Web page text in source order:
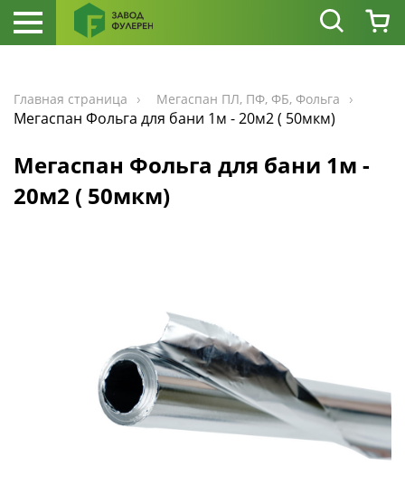
Главная страница Мегаспан ПЛ, ПФ, ФБ, Фольга
Мегаспан Фольга для бани 1м - 20м2 ( 50мкм)
Мегаспан Фольга для бани 1м -
20м2 ( 50мкм)